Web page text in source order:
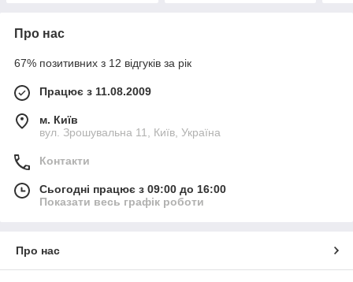
Про нас
67% позитивних з 12 відгуків за рік
Працює з 11.08.2009
м. Київ
вул. Зрошувальна 11, Київ, Україна
Контакти
Сьогодні працює з 09:00 до 16:00
Показати весь графік роботи
Про нас